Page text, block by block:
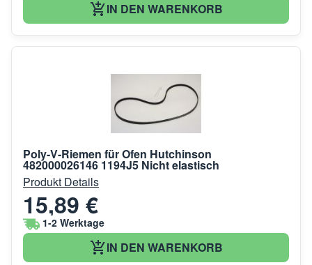
IN DEN WARENKORB
Poly-V-Riemen für Ofen Hutchinson
482000026146 1194J5 Nicht elastisch
Produkt Details
15,89 €
1-2 Werktage
IN DEN WARENKORB